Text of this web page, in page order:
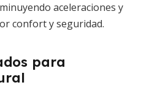
aceleraciones y
confort y seguridad.
para